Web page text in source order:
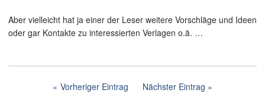
Aber vielleicht hat ja einer der Leser weitere Vorschläge und Ideen
oder gar Kontakte zu interessierten Verlagen o.ä. …
Vorheriger Eintrag Nächster Eintrag